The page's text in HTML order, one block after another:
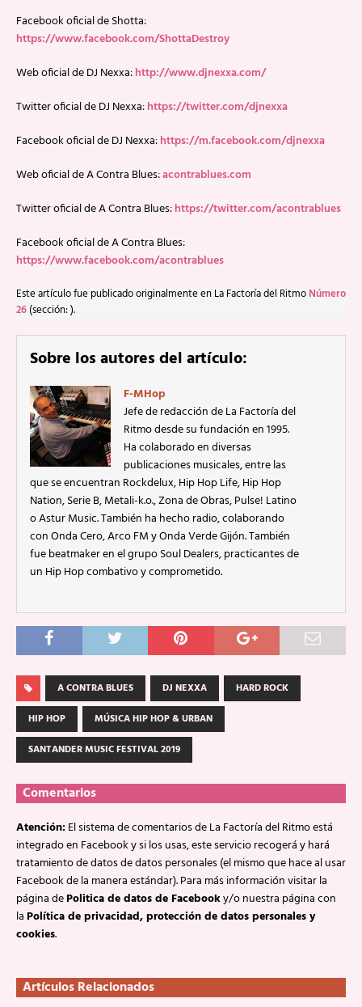
Facebook oficial de Shotta:
https://www.facebook.com/ShottaDestroy
Web oficial de DJ Nexxa:http://www.djnexxa.com/
Twitter oficial de DJ Nexxa:https://twitter.com/djnexxa
Facebook oficial de DJ Nexxa:https://m.facebook.com/djnexxa
Web oficial de A Contra Blues:acontrablues.com
Twitter oficial de A Contra Blues:https://twitter.com/acontrablues
Facebook oficial de A Contra Blues:
https://www.facebook.com/acontrablues
Este artículo fue publicado originalmente en La Factoría del Ritmo Número
26 (sección: ).
Sobre los autores del artículo:
F-MHop
Jefe de redacción de La Factoría del
Ritmo desde su fundación en 1995.
Ha colaborado en diversas
publicaciones musicales, entre las
que se encuentran Rockdelux, Hip Hop Life, Hip Hop
Nation, Serie B, Metali-k.o., Zona de Obras, Pulse! Latino
o Astur Music. También ha hecho radio, colaborando
con Onda Cero, Arco FM y Onda Verde Gijón. También
fue beatmaker en el grupo Soul Dealers, practicantes de
un Hip Hop combativo y comprometido.
A CONTRA BLUES DJ NEXXA
HARD ROCK
HIP HOP
MÚSICA HIP HOP & URBAN
SANTANDER MUSIC FESTIVAL 2019
Comentarios
Atención:El sistema de comentarios de La Factoría del Ritmo está
integrado en Facebook y si los usas, este servicio recogerá y hará
tratamiento de datos de datos personales (el mismo que hace al usar
Facebook de la manera estándar). Para más información visitar la
página dePolitica de datos de Facebooky/o nuestra página con
laPolítica de privacidad, protección de datos personales y
cookies.
Artículos Relacionados